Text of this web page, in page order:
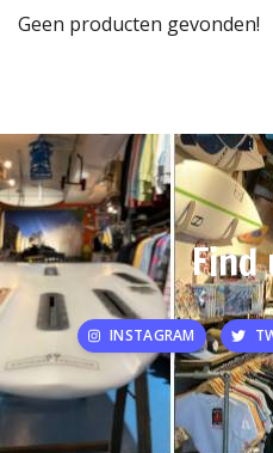
Geen producten gevonden!
Find
INSTAGRAM